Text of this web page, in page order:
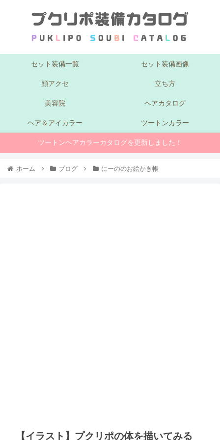
セット装備一覧 セット装備画像
顔アクセ 立ち方
美容院 ヘアカタログ
ヘア＆アイカラー ツートンカラー
ツートンヘアカラーカタログを更新しました！
ホーム ブログ にーののお絵かき帳
【イラスト】プクリポの体を描いてみる